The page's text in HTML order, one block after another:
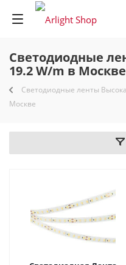
Светодиодные
19.2 W/m в Москве
Светодиодные ленты
Москве